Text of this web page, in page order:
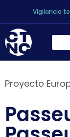
Vigilancia
Proyecto